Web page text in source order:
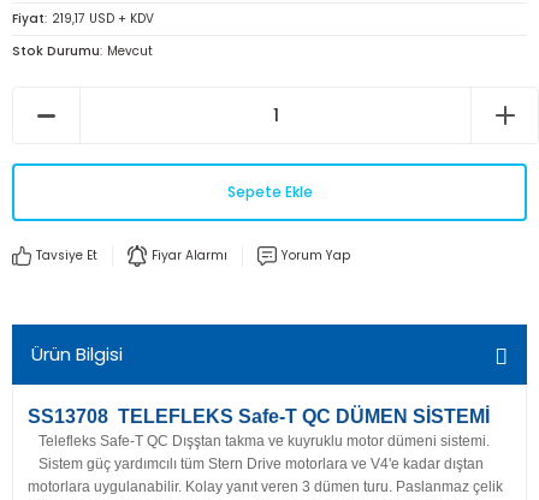
Fiyat 219,17 USD + KDV
Stok Durumu Mevcut
Sepete Ekle
Tavsiye Et Fiyar Alarmı Yorum Yap
Ürün Bilgisi
SS13708 TELEFLEKS Safe-T QC DÜMEN SİSTEMİ
Telefleks Safe-T QC Dışştan takma ve kuyruklu motor dümeni sistemi.
Sistem güç yardımcılı tüm Stern Drive motorlara ve V4'e kadar dıştan
motorlara uygulanabilir. Kolay yanıt veren 3 dümen turu. Paslanmaz çelik